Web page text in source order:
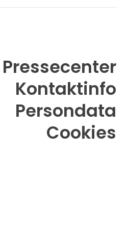
Pressecenter
Kontaktinfo
Persondata
Cookies